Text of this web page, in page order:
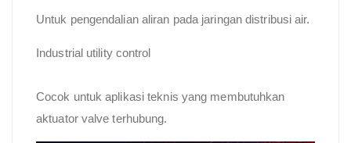
Untuk pengendalian aliran pada jaringan distribusi air.
Industrial utility control
Cocok untuk aplikasi teknis yang membutuhkan
aktuator valve terhubung.